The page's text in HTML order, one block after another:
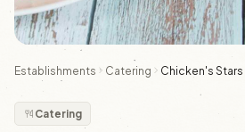
Establishments Catering Chicken's Stars
Catering